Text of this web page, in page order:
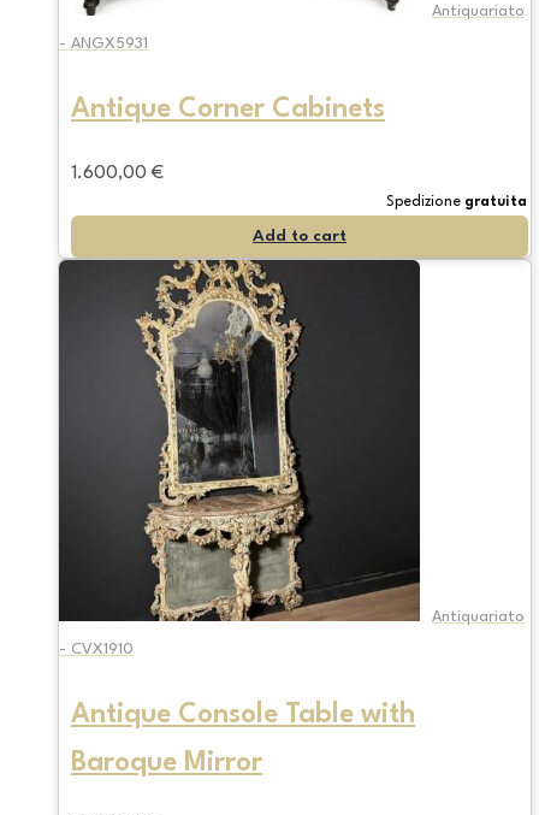
Antiquariato
- ANGX5931
Antique Corner Cabinets
1.600,00 €
Spedizione gratuita
Add to cart
Antiquariato
- CVX1910
Antique Console Table with
Baroque Mirror